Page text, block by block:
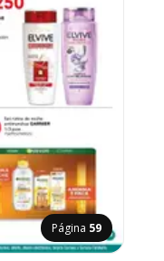
Página 59